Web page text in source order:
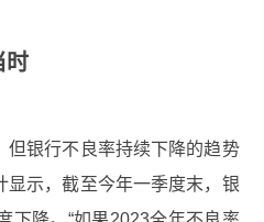
时
银行不良率持续下降的趋势
显示，截至今年一季度末，银